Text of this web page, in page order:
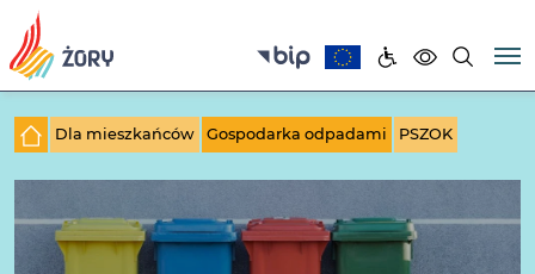
Dla mieszkańców Gospodarka odpadami PSZOK